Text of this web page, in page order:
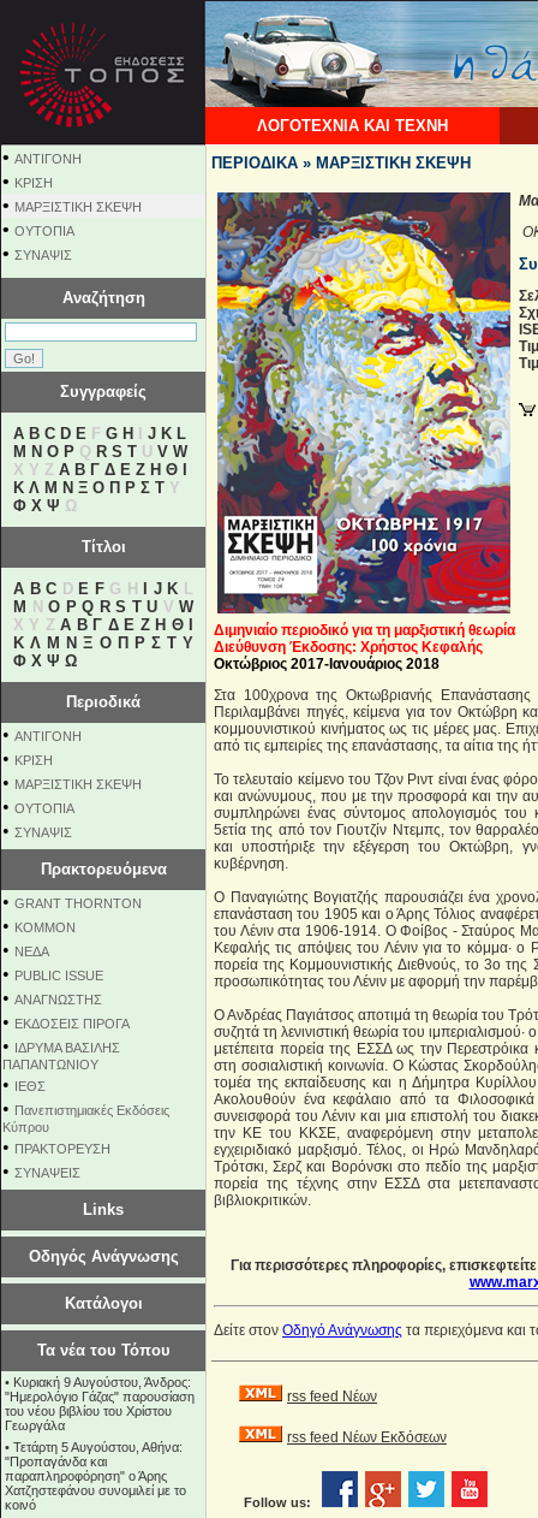
ΛΟΓΟΤΕΧΝΙΑ ΚΑΙ ΤΕΧΝΗ
• ΑΝΤΙΓΟΝΗ
• ΚΡΙΣΗ
• ΜΑΡΞΙΣΤΙΚΗ ΣΚΕΨΗ
• ΟΥΤΟΠΙΑ
• ΣΥΝΑΨΙΣ
Αναζήτηση
Συγγραφείς
A B C D E F G H J K L
M N O P Q R S T U V W
X Y Z Α Β Γ Δ Ε Ζ Η Θ
Κ Λ Μ Ν Ξ Ο Π Ρ Σ Τ Υ
Φ Χ Ψ Ω
Τίτλοι
A B C D E FG H J K L
M
N O P Q R S T U V W
X Y ZΑ Β Γ Δ Ε Ζ Η Θ
Κ Λ Μ Ν Ξ Ο Π Ρ Σ Τ Υ
Φ Χ Ψ Ω
Περιοδικά
• ΑΝΤΙΓΟΝΗ
• ΚΡΙΣΗ
• ΜΑΡΞΙΣΤΙΚΗ ΣΚΕΨΗ
• ΟΥΤΟΠΙΑ
• ΣΥΝΑΨΙΣ
Πρακτορευόμενα
• GRANT THORNTON
• KOMMON
• NEΔΑ
• PUBLIC ISSUE
• ΑΝΑΓΝΩΣΤΗΣ
• ΕΚΔΟΣΕΙΣ ΠΙΡΟΓΑ
• ΙΔΡΥΜΑ ΒΑΣΙΛΗΣ
ΠΑΠΑΝΤΩΝΙΟΥ
• ΙΕΘΣ
• Πανεπιστημιακές Εκδόσεις
Κύπρου
• ΠΡΑΚΤΟΡΕΥΣΗ
• ΣΥΝΑΨΕΙΣ
Links
Οδηγός Ανάγνωσης
Κατάλογοι
Τα νέα του Τόπου
• Κυριακή 9 Αυγούστου, Άνδρος:
"Ημερολόγιο Γάζας" παρουσίαση
του νέου βιβλίου του Χρίστου
Γεωργάλα
• Τετάρτη 5 Αυγούστου, Αθήνα:
"Προπαγάνδα και
παραπληροφόρηση" ο Άρης
Χατζηστεφάνου συνομιλεί με το
κοινό
ΠΕΡΙΟΔΙΚΑ » ΜΑΡΞΙΣΤΙΚΗ ΣΚΕΨΗ
Διμηνιαίο περιοδικό για τη μαρξιστική θεωρία
Διεύθυνση Έκδοσης: Χρήστος Κεφαλής
Οκτώβριος 2017-Ιανουάριος 2018
Στα 100χρονα της Οκτωβριανής
Περιλαμβάνει πηγές, κείμενα για τον Οκτώβρη
κομμουνιστικού κινήματος ως τις μέρες μας.
από τις εμπειρίες της επανάστασης, τα αίτια
Το τελευταίο κείμενο του Τζον Ριντ είναι ένας
και ανώνυμους, που με την προσφορά και την
συμπληρώνει ένας σύντομος απολογισμός
5ετία της από τον Γιουτζίν Ντεμπς, τον
και υποστήριξε την εξέγερση του Οκτώβρη,
κυβέρνηση.
Ο Παναγιώτης Βογιατζής παρουσιάζει ένα
επανάσταση του 1905 και ο Άρης Τόλιος
του Λένιν στα 1906-1914. Ο Φοίβος - Σταύρος
Κεφαλής τις απόψεις του Λένιν για το κόμμα·
πορεία της Κομμουνιστικής Διεθνούς, το 3ο της
προσωπικότητας του Λένιν με αφορμή την
Ο Ανδρέας Παγιάτσος αποτιμά τη θεωρία του
συζητά τη λενινιστική θεωρία του
μετέπειτα πορεία της ΕΣΣΔ ως την
στη σοσιαλιστική κοινωνία. Ο Κώστας
τομέα της εκπαίδευσης και η Δήμητρα
Ακολουθούν ένα κεφάλαιο από τα
συνεισφορά του Λένιν και μια επιστολή του
την ΚΕ του ΚΚΣΕ, αναφερόμενη στην
εγχειριδιακό μαρξισμό. Τέλος, οι Ηρώ
Τρότσκι, Σερζ και Βορόνσκι στο πεδίο της
πορεία της τέχνης στην ΕΣΣΔ στα
βιβλιοκριτικών.
Για περισσότερες πληροφορίες,
Δείτε στον Οδηγό Ανάγνωσης τα περιεχόμενα και
rss feed Νέων
rss feed Νέων Εκδόσεων
Follow us: